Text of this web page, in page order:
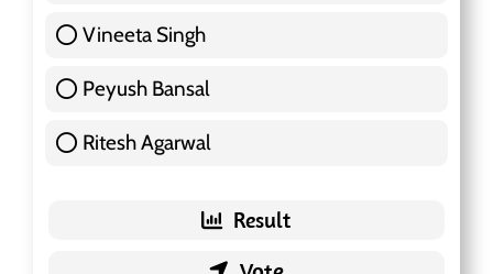
Vineeta Singh
Peyush Bansal
Ritesh Agarwal